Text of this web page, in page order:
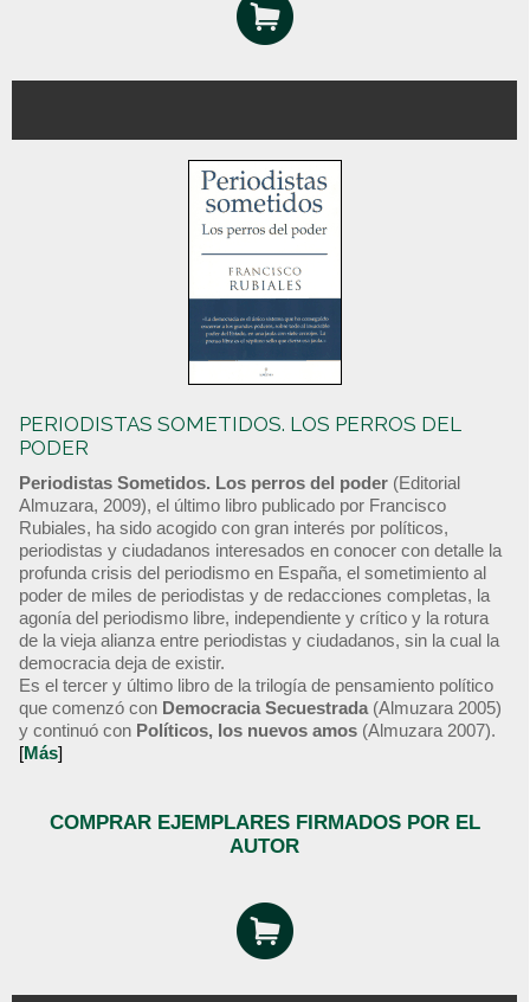
PERIODISTAS SOMETIDOS. LOS PERROS DEL
PODER
Periodistas Sometidos. Los perros del poder (Editorial
Almuzara, 2009), el último libro publicado por Francisco
Rubiales, ha sido acogido con gran interés por políticos,
periodistas y ciudadanos interesados en conocer con detalle la
profunda crisis del periodismo en España, el sometimiento al
poder de miles de periodistas y de redacciones completas, la
agonía del periodismo libre, independiente y crítico y la rotura
de la vieja alianza entre periodistas y ciudadanos, sin la cual la
democracia deja de existir.
Es el tercer y último libro de la trilogía de pensamiento político
que comenzó con Democracia Secuestrada (Almuzara 2005)
y continuó con Políticos, los nuevos amos (Almuzara 2007).
[Más]
COMPRAR EJEMPLARES FIRMADOS POR EL
AUTOR